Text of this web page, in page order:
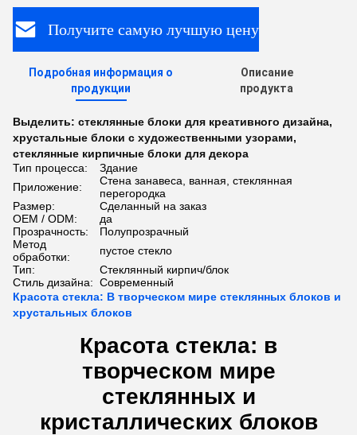
Получите самую лучшую цену
Подробная информация о
продукции
Описание
продукта
Выделить: стеклянные блоки для креативного дизайна,
хрустальные блоки с художественными узорами,
стеклянные кирпичные блоки для декора
Тип процесса:
Здание
Приложение:
Стена занавеса, ванная, стеклянная
перегородка
Размер:
Сделанный на заказ
OEM / ODM:
да
Прозрачность:
Полупрозрачный
Метод
обработки:
пустое стекло
Тип:
Стеклянный кирпич/блок
Стиль дизайна: Современный
Красота стекла: В творческом мире стеклянных блоков и
хрустальных блоков
Красота стекла: в
творческом мире
стеклянных и
кристаллических блоков